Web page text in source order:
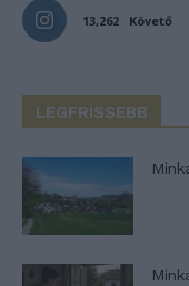
13,262 Követő
LEGFRISSEBB